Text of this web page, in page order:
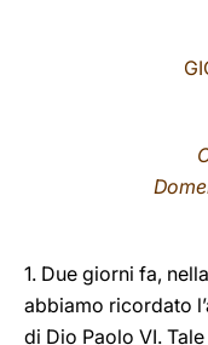
1. Due giorni fa,
abbiamo ricordato
di Dio Paolo VI.